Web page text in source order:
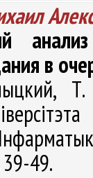
в
Т.
49.